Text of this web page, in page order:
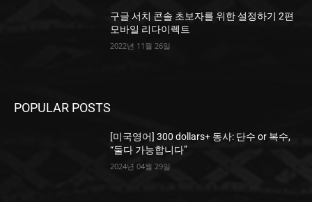
구글 서치 콘솔 초보자를 위한 설정하기 2편
모바일 리다이렉트
2022년 11월 26일
POPULAR POSTS
[미국영어] 300 dollars+ 동사: 단수 or 복수,
“둘다 가능합니다”
2024년 04월 29일